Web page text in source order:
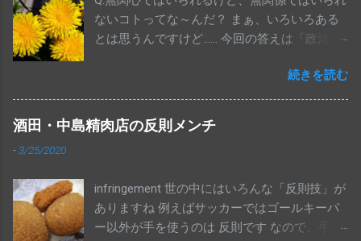
ないコトってな～んだ？ まぁ、いろいろある
とは思うんですけど…… 今回の答えは「政治」
ましたか？全体の投票率が48.80％だったそう
で、これは戦後２番目に低い数字だそうで
す。 変な話ではありますが、国民の半分以
上の人は、消費税が10％に上がることに反対
合計で147機も買っちゃって、機体の取得費用
だけで１兆7052億円も使うことにOKってこと
なんでしょうね。ちなみにこれ、維持運用費
続きを読む
酒田・中島精肉店の反則メンチ
-3/25/2020
infringement 世の中にはいろんな「反則技」が
ありますね 例えばサッカーではゴールキーパ
ー以外が手を使うのは 反則です なので、手を